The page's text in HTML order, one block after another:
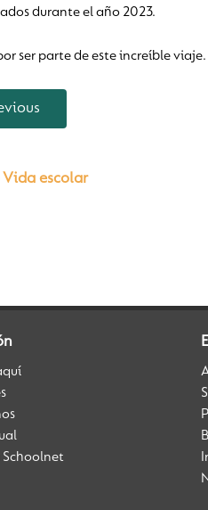
durante el año 2023.
ser parte de este increíble
Vida escolar
Schoolnet